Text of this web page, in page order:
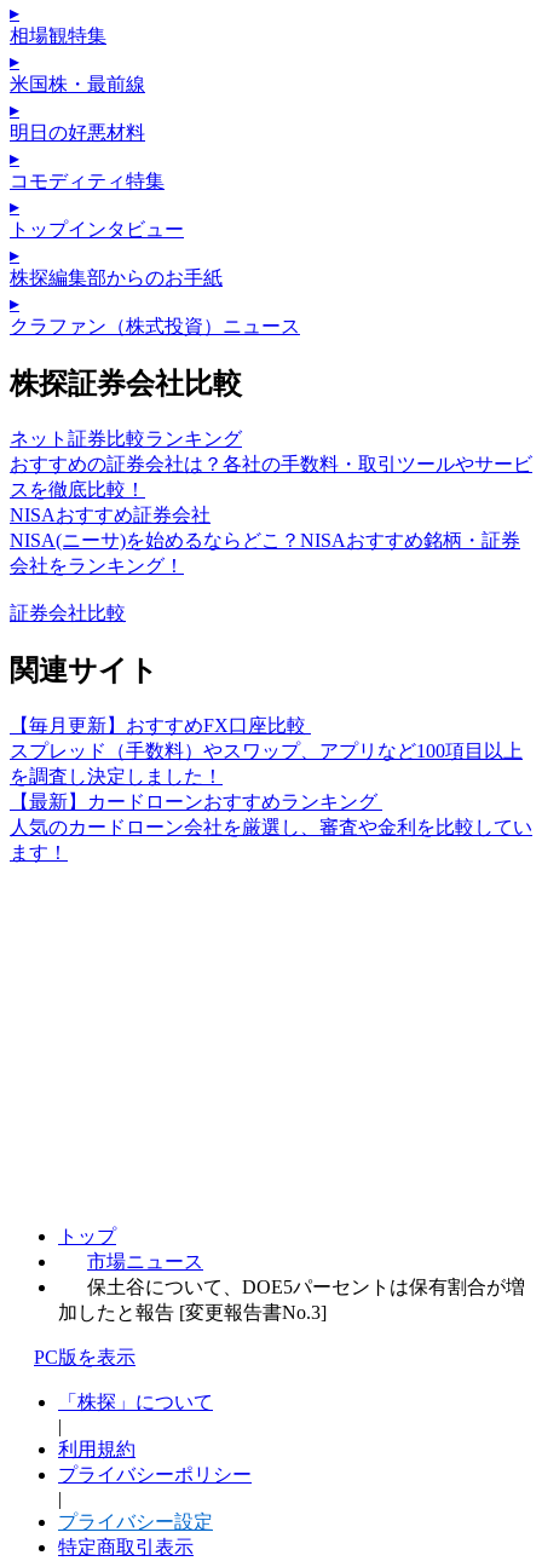
▸
相場観特集
▸
米国株・最前線
▸
明日の好悪材料
▸
コモディティ特集
▸
トップインタビュー
▸
株探編集部からのお手紙
▸
クラファン（株式投資）ニュース
株探証券会社比較
ネット証券比較ランキング
おすすめの証券会社は？各社の手数料・取引ツールやサービ
スを徹底比較！
NISAおすすめ証券会社
NISA(ニーサ)を始めるならどこ？NISAおすすめ銘柄・証券
会社をランキング！
証券会社比較
関連サイト
【毎月更新】おすすめFX口座比較
スプレッド（手数料）やスワップ、アプリなど100項目以上
を調査し決定しました！
【最新】カードローンおすすめランキング
人気のカードローン会社を厳選し、審査や金利を比較してい
ます！
トップ
市場ニュース
保土谷について、DOE5パーセントは保有割合が増
加したと報告 [変更報告書No.3]
PC版を表示
「株探」について
|
利用規約
プライバシーポリシー
|
プライバシー設定
特定商取引表示